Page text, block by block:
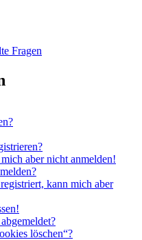
Fragen
aber nicht anmelden!
kann mich aber
löschen“?